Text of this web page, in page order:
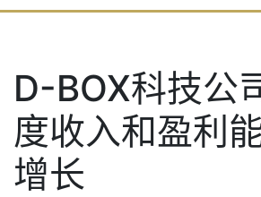
D-BOX科技公
度收入和盈利
增长